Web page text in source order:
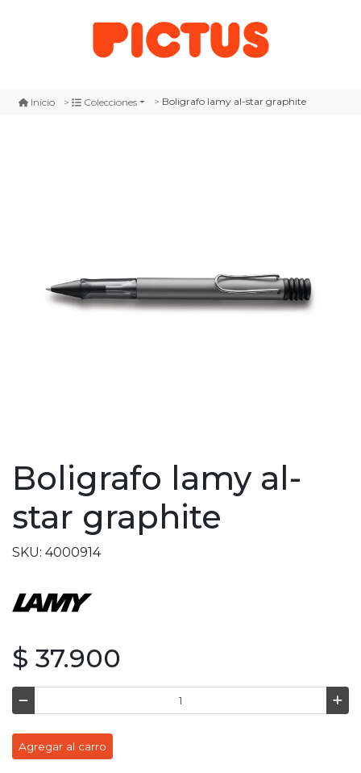
Inicio Colecciones Boligrafo lamy al-star graphite
Boligrafo lamy al-
star graphite
SKU: 4000914
$ 37.900
Agregar al carro